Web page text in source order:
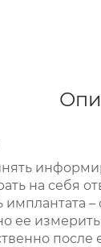
на себя
ее